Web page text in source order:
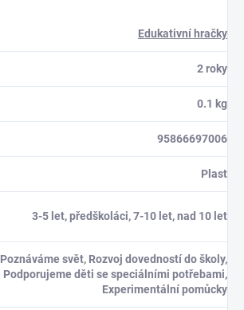
Edukativní hračky
2 roky
0.1 kg
95866697006
Plast
3-5 let, předškoláci, 7-10 let, nad 10 let
Poznáváme svět, Rozvoj dovedností do školy,
Podporujeme děti se speciálními potřebami,
Experimentální pomůcky